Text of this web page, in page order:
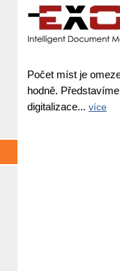
Počet míst je
hodně.
digitalizace... více